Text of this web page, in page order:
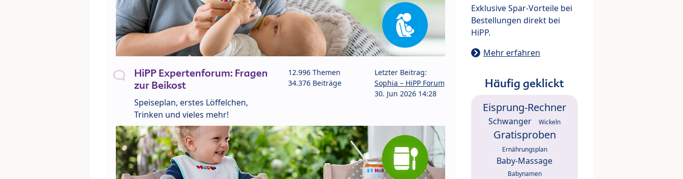
HiPP Expertenforum: Fragen
zur Beikost
Speiseplan, erstes Löffelchen,
Trinken und vieles mehr!
12.996 Themen
34.376 Beiträge
Letzter Beitrag:
Sophia – HiPP Forum
30. Jun 2026 14:28
Exklusive Spar-Vorteile bei
Bestellungen direkt bei
HiPP.
Mehr erfahren
Häufig geklickt
Eisprung-Rechner
Schwanger Wickeln
Gratisproben
Ernährungsplan
Baby-Massage
Babynamen